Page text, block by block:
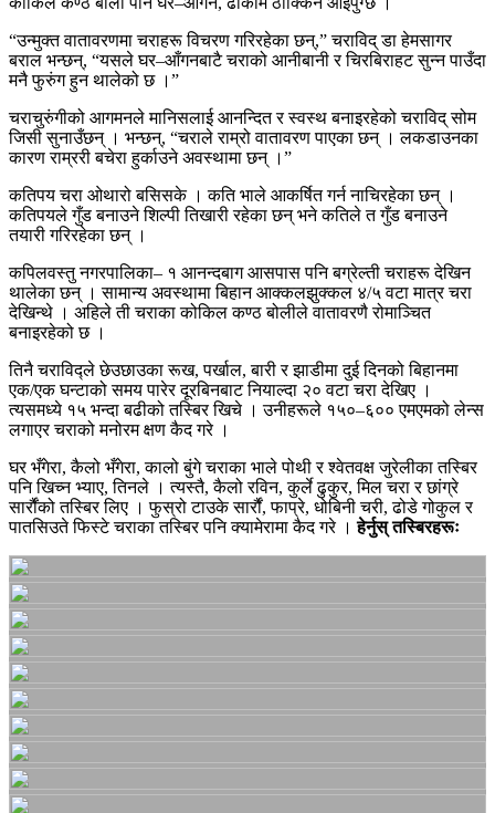
“उन्मुक्त वातावरणमा चराहरू विचरण गरिरहेका छन्,” चराविद् डा हेमसागर
बराल भन्छन्, “यसले घर–आँगनबाटै चराको आनीबानी र चिरबिराहट सुन्न पाउँदा
मनै फुरुंग हुन थालेको छ ।”
चराचुरुंगीको आगमनले मानिसलाई आनन्दित र स्वस्थ बनाइरहेको चराविद् सोम
जिसी सुनाउँछन् । भन्छन्, “चराले राम्रो वातावरण पाएका छन् । लकडाउनका
कारण राम्ररी बचेरा हुर्काउने अवस्थामा छन् ।”
कतिपय चरा ओथारो बसिसके । कति भाले आकर्षित गर्न नाचिरहेका छन् ।
कतिपयले गुँड बनाउने शिल्पी तिखारी रहेका छन् भने कतिले त गुँड बनाउने
तयारी गरिरहेका छन् ।
कपिलवस्तु नगरपालिका– १ आनन्दबाग आसपास पनि बग्रेल्ती चराहरू देखिन
थालेका छन् । सामान्य अवस्थामा बिहान आक्कलझुक्कल ४/५ वटा मात्र चरा
देखिन्थे । अहिले ती चराका कोकिल कण्ठ बोलीले वातावरणै रोमाञ्चित
बनाइरहेको छ ।
तिनै चराविद्ले छेउछाउका रूख, पर्खाल, बारी र झाडीमा दुई दिनको बिहानमा
एक/एक घन्टाको समय पारेर दूरबिनबाट नियाल्दा २० वटा चरा देखिए ।
त्यसमध्ये १५ भन्दा बढीको तस्बिर खिचे । उनीहरूले १५०–६०० एमएमको लेन्स
लगाएर चराको मनोरम क्षण कैद गरे ।
घर भँगेरा, कैलो भँगेरा, कालो बुंगे चराका भाले पोथी र श्वेतवक्ष जुरेलीका तस्बिर
पनि खिच्न भ्याए, तिनले । त्यस्तै, कैलो रविन, कुर्ले ढुकुर, मिल चरा र छांग्रे
सार्रौंको तस्बिर लिए । फुस्रो टाउके सार्रौं, फाप्रे, धोबिनी चरी, ढोडे गोकुल र
पातसिउते फिस्टे चराका तस्बिर पनि क्यामेरामा कैद गरे ।हेर्नुस् तस्बिरहरूः